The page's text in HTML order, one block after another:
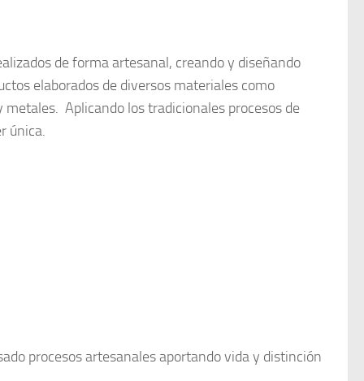
de forma artesanal, creando y diseñando
elaborados de diversos materiales como
Aplicando los tradicionales procesos de
única.
procesos artesanales aportando vida y distinción